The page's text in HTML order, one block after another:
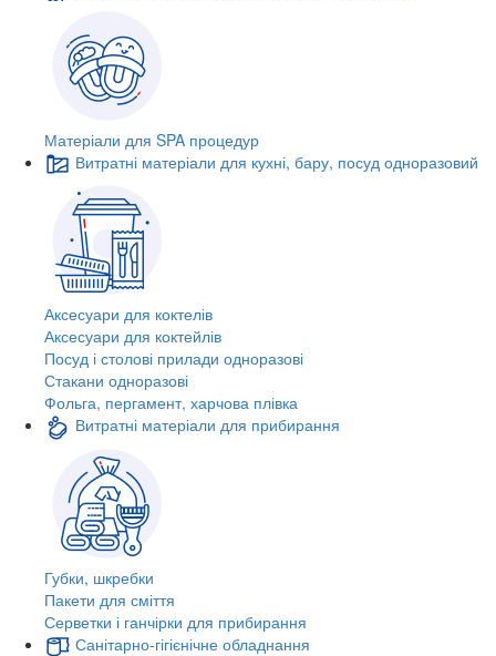
Матеріали для SPA процедур
Витратні матеріали для кухні, бару, посуд одноразовий
Аксесуари для коктелів
Аксесуари для коктейлів
Посуд і столові прилади одноразові
Стакани одноразові
Фольга, пергамент, харчова плівка
Витратні матеріали для прибирання
Губки, шкребки
Пакети для сміття
Серветки і ганчірки для прибирання
Санітарно-гігієнічне обладнання